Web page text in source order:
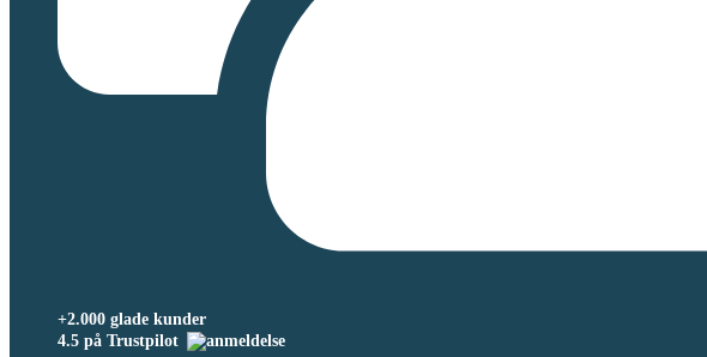
+2.000 glade kunder
4.5 på Trustpilot